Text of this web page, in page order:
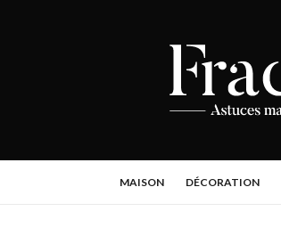
MAISON DÉCORATION